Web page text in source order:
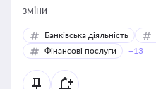
зміни
Банківська діяльність
Фінансові послуги
+13